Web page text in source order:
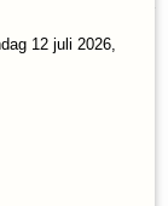
12 juli 2026,